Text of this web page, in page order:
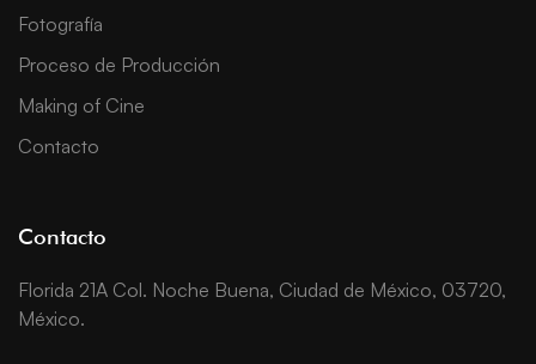
Fotografía
Proceso de Producción
Making of Cine
Contacto
Contacto
Florida 21A Col. Noche Buena, Ciudad de México, 03720,
México.